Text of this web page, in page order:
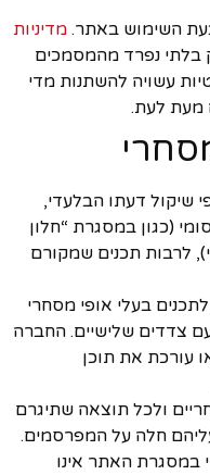
השימוש באתר. מדיניות
נפרד מהמסמכים
עשויה להשתנות מדי
מעת לעת.
שיקול דעתו הבלעדי,
(כגון במסגרת “חלון
לרבות תכנים שמקורם
בעלי אופי מסחרי
צדדים שלישיים. החברה
עורכת את תוכן
ולכל תוצאה שתיגרם
חלה על המפרסמים.
במסגרת האתר אינו